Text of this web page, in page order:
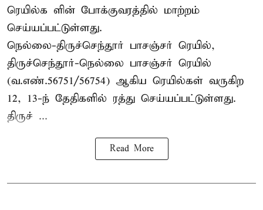
ரெயில்க ளின் போக்குவரத்தில் மாற்றம்
செய்யப்பட்டுள்ளது.
நெல்லை-திருச்செந்தூர் பாசஞ்சர் ரெயில்,
திருச்செந்தூர்-நெல்லை பாசஞ்சர் ரெயில்
(வ.எண்.56751/56754) ஆகிய ரெயில்கள் வருகிற
12, 13-ந் தேதிகளில் ரத்து செய்யப்பட்டுள்ளது.
திருச் ...
Read More